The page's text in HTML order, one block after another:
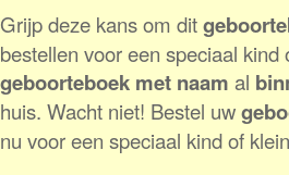
Grijp deze kans om dit
bestellen voor een speciaal
geboorteboek met naam al
huis. Wacht niet! Bestel uw
nu voor een speciaal kind of